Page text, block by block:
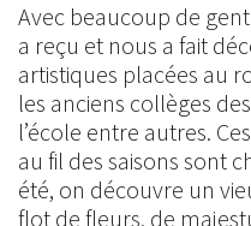
Avec beaucoup de
a reçu et nous a fait
artistiques placées au
les anciens collèges
l’école entre autres.
au fil des saisons sont
été, on découvre un
flot de fleurs, de